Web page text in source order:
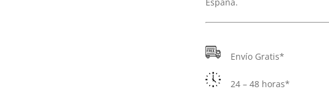
Envío Gratis*
24 – 48 horas*